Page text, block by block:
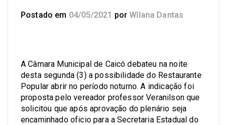
Postado em 04/05/2021 por Wllana Dantas
A Câmara Municipal de Caicó debateu na noite
desta segunda (3) a possibilidade do Restaurante
Popular abrir no período noturno. A indicação foi
proposta pelo vereador professor Veranilson que
solicitou que após aprovação do plenário seja
encaminhado oficio para a Secretaria Estadual do